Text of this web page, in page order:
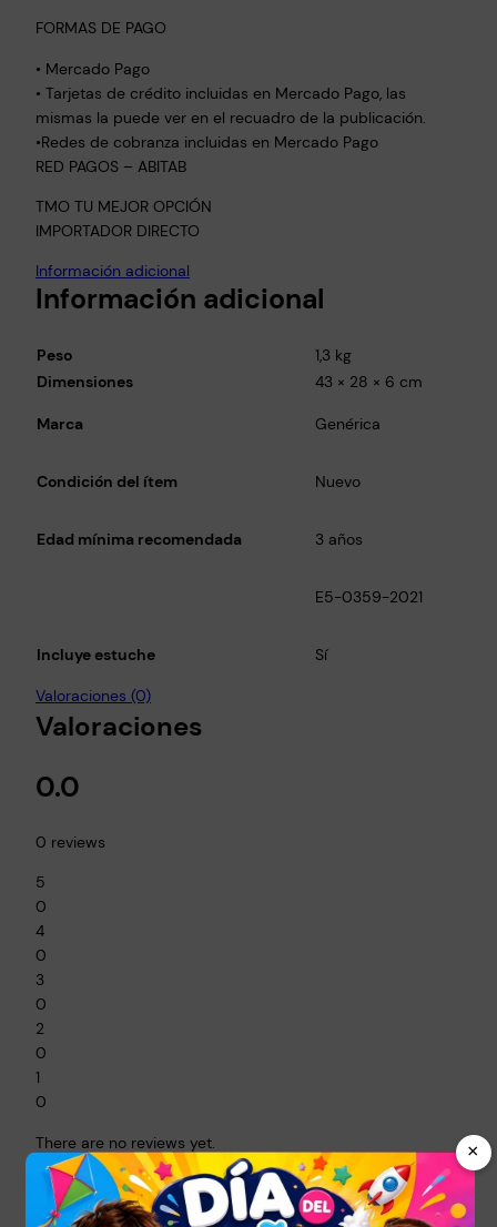
×
FORMAS DE PAGO
• Mercado Pago
• Tarjetas de crédito incluidas en Mercado Pago, las
mismas la puede ver en el recuadro de la publicación.
•Redes de cobranza incluidas en Mercado Pago
RED PAGOS – ABITAB
TMO TU MEJOR OPCIÓN
IMPORTADOR DIRECTO
Información adicional
Información adicional
Peso
1,3 kg
Dimensiones
43 × 28 × 6 cm
Marca Genérica
Condición del ítem Nuevo
Edad mínima recomendada 3 años
E5-0359-2021
Incluye estuche Sí
Valoraciones (0)
Valoraciones
0.0
0 reviews
5
0
4
0
3
0
2
0
1
0
There are no reviews yet.
Be the first to review “Juego Kit Maquillaje